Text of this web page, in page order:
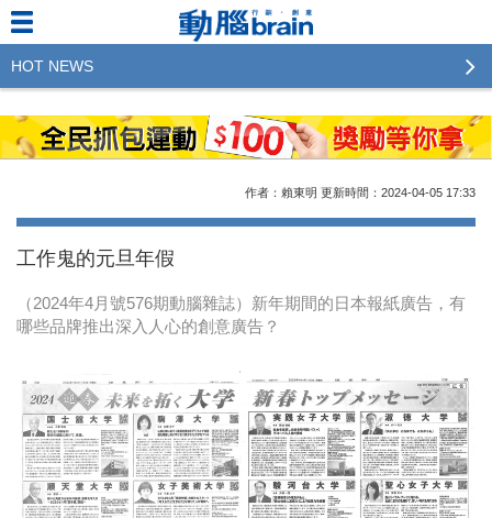
作者：賴東明 更新時間：2024-04-05 17:33
工作鬼的元旦年假
（2024年4月號576期動腦雜誌）新年期間的日本報紙廣告，有
哪些品牌推出深入人心的創意廣告？
HOT NEWS
2023行銷傳播傑出貢獻獎 啟動徵件！期許參賽作品
更創新及具影響力
2022行銷傳播傑出貢獻獎得獎名單揭曉，近400位行
感美照
牌足跡贏家
域動行銷公布人事異動
CSD中衛營運長張德成：中衛跳脫框架 玩出口罩新
時尚